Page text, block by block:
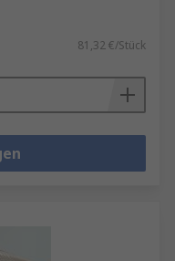
81,32 €/Stück